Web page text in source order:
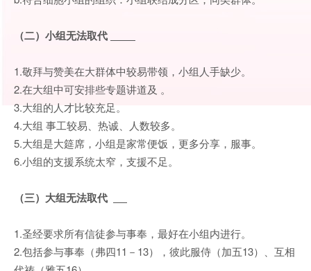
（二）小组无法取代
1.敬拜与赞美在大群体中较易带领，小组人手缺少。
2.在大组中可安排些专题讲道及 。
3.大组的人才比较充足。
4.大组 事工较易、热诚、人数较多。
5.大组是大筵席，小组是家常便饭，更多分享，服事。
6.小组的支援系统太窄，支援不足。
（三）大组无法取代
1.圣经要求所有信徒参与事奉，最好在小组内进行。
2.包括参与事奉（弗四11－13），彼此服侍（加五13）、互相